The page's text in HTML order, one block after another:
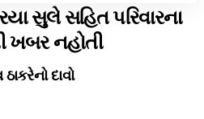
સુલે સહિત પરિવારના
નહોતી
દાવો